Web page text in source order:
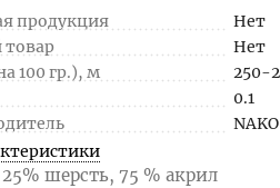
продукция
Нет
товар
Нет
100 гр.), м
250-
0.1
NAKO
шерсть, 75 % акрил